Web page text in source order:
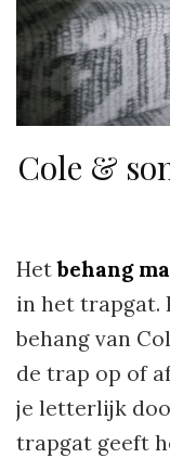
Cole &
Hetbehang
in het trapgat.
behang van
de trap op of
je letterlijk
trapgat geeft